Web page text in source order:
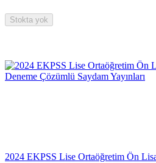
Stokta yok
2024 EKPSS Lise Ortaöğretim Ön